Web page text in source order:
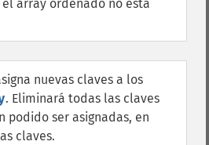
array ordenado no está
nuevas claves a los
. Eliminará todas las claves
podido ser asignadas, en
claves.